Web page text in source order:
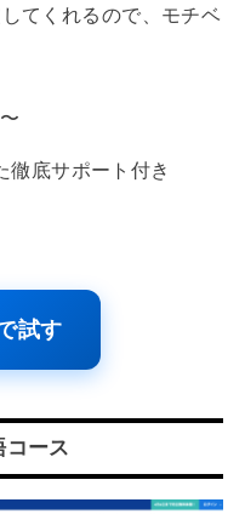
てくれるので、モチベ
徹底サポート付き
試す
コース